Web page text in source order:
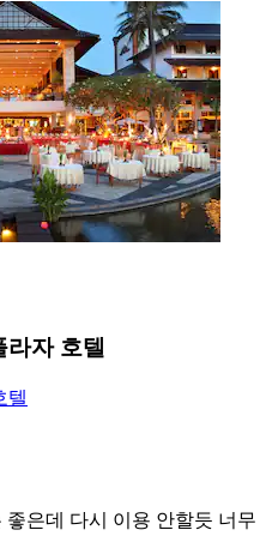
자 호텔
텔
은데 다시 이용 안할듯 너무